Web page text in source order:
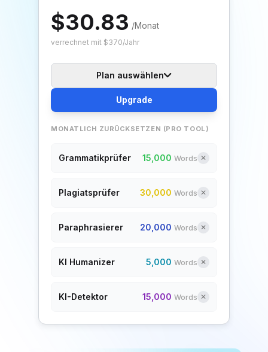
$30.83 /Monat
verrechnet mit $370/Jahr
Plan auswählen
Upgrade
MONATLICH ZURÜCKSETZEN (PRO TOOL)
Grammatikprüfer 15,000 Words ✕
Plagiatsprüfer 30,000 Words ✕
Paraphrasierer 20,000 Words ✕
KI Humanizer 5,000 Words ✕
KI-Detektor 15,000 Words ✕